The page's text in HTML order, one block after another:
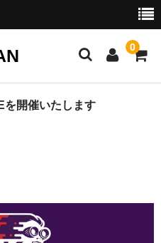
0
開催いたします